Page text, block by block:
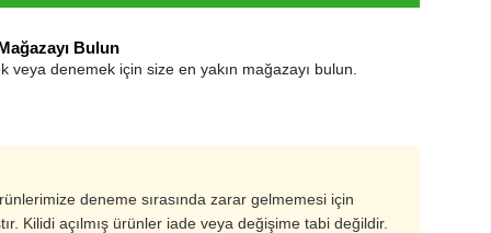
Bulun
veya denemek için size en yakın mağazayı bulun.
deneme sırasında zarar gelmemesi için
Kilidi açılmış ürünler iade veya değişime tabi değildir.